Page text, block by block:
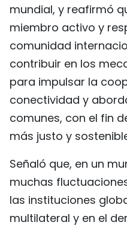
mundial, y reafirmó
miembro activo y
comunidad
contribuir en los
para impulsar la
conectividad y
comunes, con el fin
más justo y
Señaló que, en un
muchas
las instituciones
multilateral y en el